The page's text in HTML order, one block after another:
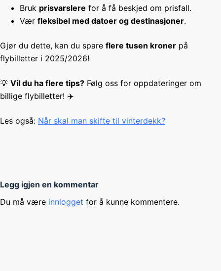
Bruk prisvarslere for å få beskjed om prisfall.
Vær fleksibel med datoer og destinasjoner.
Gjør du dette, kan du spare flere tusen kroner på
flybilletter i 2025/2026!
💡 Vil du ha flere tips? Følg oss for oppdateringer om
billige flybilletter! ✈️
Les også: Når skal man skifte til vinterdekk?
Legg igjen en kommentar
Du må være innlogget for å kunne kommentere.